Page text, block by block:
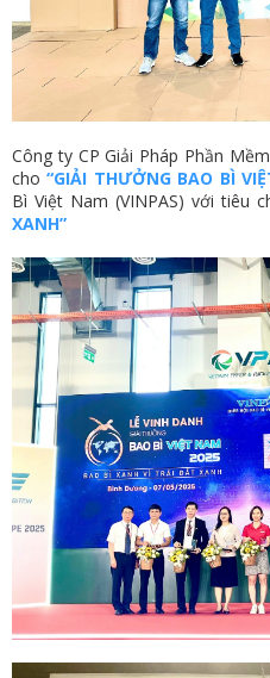
Công ty CP Giải Pháp Phần
cho“GIẢI THƯỞNG BAO BÌ
Bì Việt Nam (VINPAS) với tiêu
XANH”